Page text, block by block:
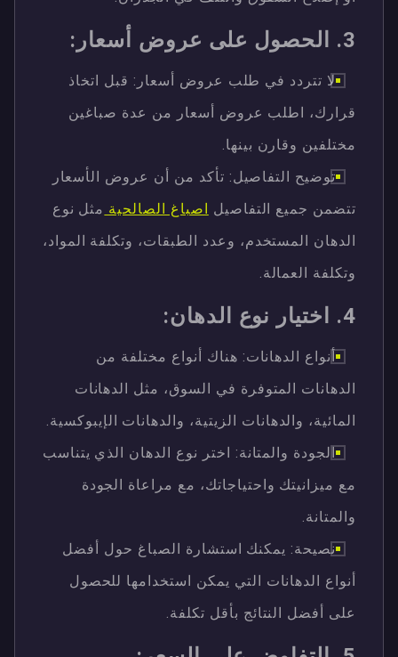
3. الحصول على عروض أسعار:
لا تتردد في طلب عروض أسعار: قبل اتخاذ
قرارك، اطلب عروض أسعار من عدة صباغين
مختلفين وقارن بينها.
توضيح التفاصيل: تأكد من أن عروض الأسعار
تتضمن جميع التفاصيل اصباغ الصالحية مثل نوع
الدهان المستخدم، وعدد الطبقات، وتكلفة المواد،
وتكلفة العمالة.
4. اختيار نوع الدهان:
أنواع الدهانات: هناك أنواع مختلفة من
الدهانات المتوفرة في السوق، مثل الدهانات
المائية، والدهانات الزيتية، والدهانات الإيبوكسية.
الجودة والمتانة: اختر نوع الدهان الذي يتناسب
مع ميزانيتك واحتياجاتك، مع مراعاة الجودة
والمتانة.
نصيحة: يمكنك استشارة الصباغ حول أفضل
أنواع الدهانات التي يمكن استخدامها للحصول
على أفضل النتائج بأقل تكلفة.